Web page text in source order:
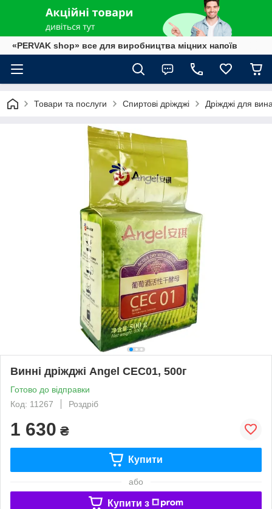
«PERVAK shop» все для виробництва міцних напоїв
Товари та послуги Спиртові дріжджі Дріжджі для
Винні дріжджі Angel CEC01, 500г
Готово до відправки
Код: 11267
Роздріб
1 630 ₴
Купити
або
Купити з